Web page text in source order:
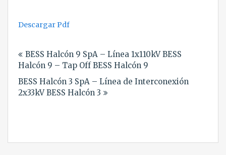
Descargar Pdf
de
entradas
BESS Halcón 9 SpA – Línea 1x110kV BESS
Halcón 9 – Tap Off BESS Halcón 9
BESS Halcón 3 SpA – Línea de Interconexión
2x33kV BESS Halcón 3